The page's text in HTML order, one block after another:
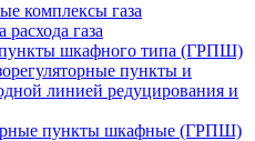
комплексы газа
газа
пункты шкафного типа (ГРПШ)
пункты и
линией редуцирования и
пункты шкафные (ГРПШ)